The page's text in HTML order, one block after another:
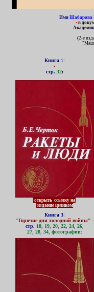
Имя Шабарова
• в
(2-е
Книга 1 :
-
стр. 32:
открыть ссылку на
издание целиком
Книга 3:
"Горячие дни холодной войны" -
стр. 18, 19, 20, 22, 24, 26,
27, 28, 34, фотографии: